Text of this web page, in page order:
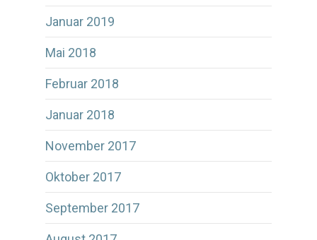
Januar 2019
Mai 2018
Februar 2018
Januar 2018
November 2017
Oktober 2017
September 2017